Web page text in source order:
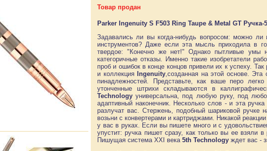
Товар продан
Parker Ingenuity S F503 Ring Taupe & Metal GT
Задавались ли вы когда-нибудь вопросом: можно ли
инструментов? Даже если эта мысль приходила в
твердое: "Конечно же нет!" Однако пытливые
категоричные отказы. Именно такие изобретатели
проб и ошибок в конце концов привели их к успеху.
и коллекция Ingenuity,созданная на этой основе.
пинадлежностей. Представьте, как ваше перо
утонченные штрихи складываются в
Technology универсальна, под любую руку, под
адаптивный наконечник. Несколько слов - и эта
разлучат вас. Стержень, подобный шариковой ручке
возьни с конвертерами и картриджами. Никакой
у вас в руках. Если вы пишете много и с
упустит: ручка пишет сразу, как только вы ее взяли
Пишущая система XXI века 5th Technology ждет вас -